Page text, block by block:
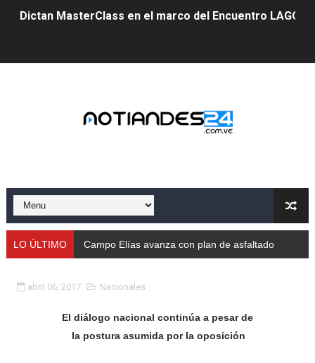
Dictan MasterClass en el marco del Encuentro LAGO
Gobernador Arnaldo Sánchez apadrina a más de 993
Mérida fortalece su reserva deportiva de cara a
Gobernación de Mérida instalará mesa de trabajo con
Gobierno bolivariano avanza en la transformación del
LO ÚLTIMO Campo Elías avanza con plan de asfaltado
abril 06, 2017 Nacionales
El diálogo nacional continúa a pesar de
la postura asumida por la oposición